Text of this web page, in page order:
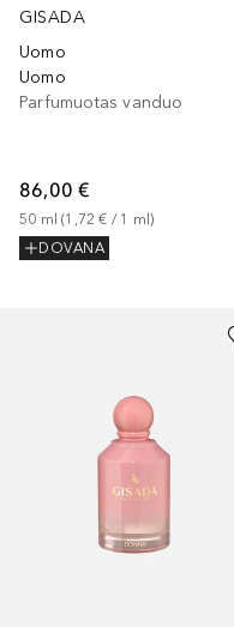
GISADA
Uomo
Uomo
Parfumuotas vanduo
86,00 €
50 ml (1,72 € / 1 ml)
DOVANA